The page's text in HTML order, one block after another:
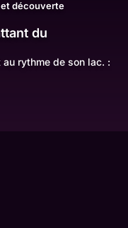
et découverte
du
rythme de son lac. :